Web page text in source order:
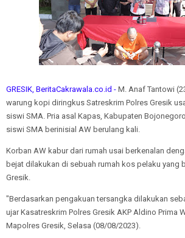
GRESIK, BeritaCakrawala.co.id - M. Anaf Tantowi
warung kopi diringkus Satreskrim Polres Gresik
siswi SMA. Pria asal Kapas, Kabupaten
siswi SMA berinisial AW berulang kali.
Korban AW kabur dari rumah usai berkenalan
bejat dilakukan di sebuah rumah kos pelaku yang
Gresik.
"Berdasarkan pengakuan tersangka dilakukan
ujar Kasatreskrim Polres Gresik AKP Aldino Prima
Mapolres Gresik, Selasa (08/08/2023).